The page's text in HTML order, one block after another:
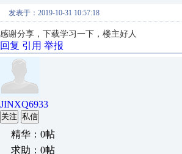
发表于：2019-10-31 10:57:18
感谢分享，下载学习一下，楼主好人
回复 引用 举报
JINXQ6933
关注 私信
精华：0帖
求助：0帖